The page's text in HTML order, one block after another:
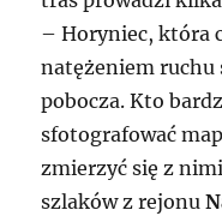
– Horyniec, która
natężeniem ruchu
pobocza. Kto
sfotografować
zmierzyć się z
szlaków z rejonu